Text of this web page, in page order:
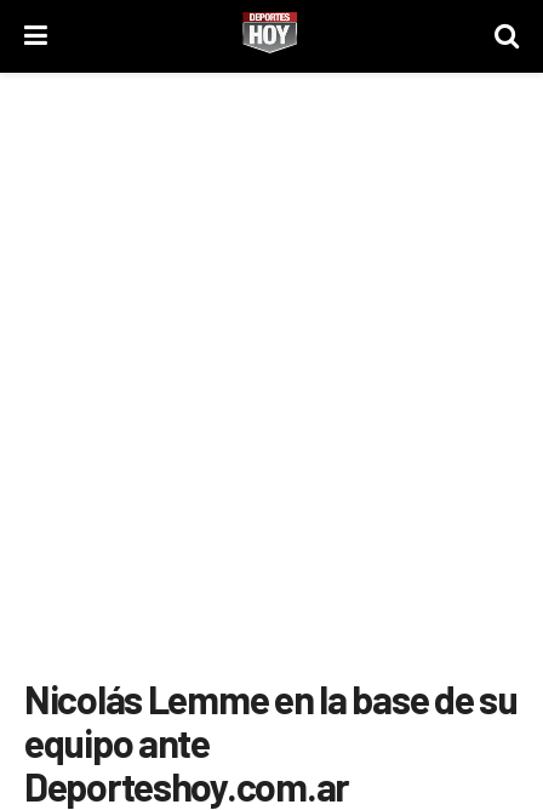
Nicolás Lemme en la base de su
equipo ante
Deporteshoy.com.ar